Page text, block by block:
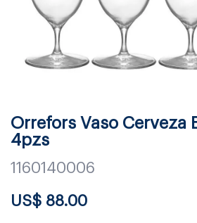
Orrefors Vaso Cerveza
4pzs
1160140006
US$ 88.00